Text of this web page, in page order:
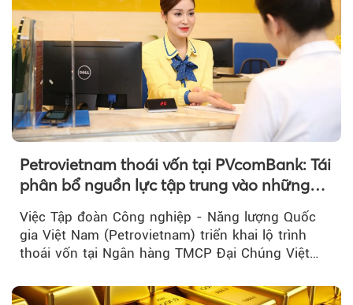
Petrovietnam thoái vốn tại PVcomBank: Tái
phân bổ nguồn lực tập trung vào những
Việc Tập đoàn Công nghiệp - Năng lượng Quốc
gia Việt Nam (Petrovietnam) triển khai lộ trình
thoái vốn tại Ngân hàng TMCP Đại Chúng Việt